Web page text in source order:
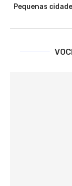
Pequenas